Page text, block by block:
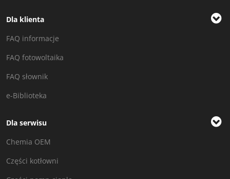
Dla klienta
FAQ informacje
FAQ fotowoltaika
FAQ słownik
e-Biblioteka
Dla serwisu
Chemia OEM
Części kotłowni